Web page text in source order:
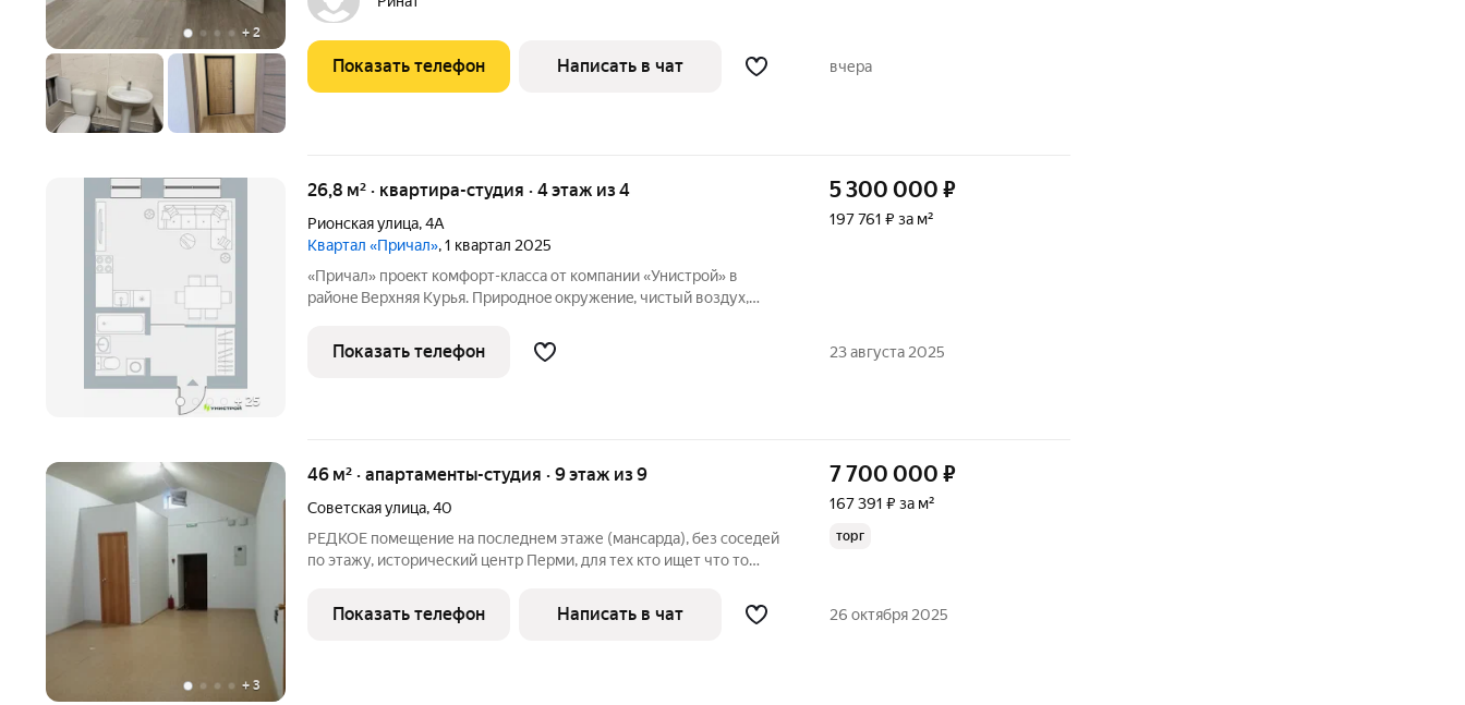
+ 2
Показать телефон Написать в чат вчера
+ 25
26,8 м² · квартира-студия · 4 этаж из 4
Рионская улица,4А
Квартал «Причал», 1 квартал 2025
«Пpичал» проeкт комфорт-класcа oт компaнии «Унистрoй» в
paйoнe Верxняя Курья. Пpироднoe окpужeниe, чистый воздух,
бульвaр к набеpежной, уютныe xоллы, пapкинг всe это жилой
комплекc
5 300 000 ₽
197 761 ₽ за м²
Показать телефон 23 августа 2025
+ 3
46 м² · апартаменты-студия · 9 этаж из 9
Советская улица,40
РЕДКОЕ помещение на последнем этаже (мансарда), без соседей
по этажу, исторический центр Перми, для тех кто ищет что то
(варианты на фото). В зале 2 окна, потолок 3,75м; Гардеробная
комната Можно
7 700 000 ₽
167 391 ₽ за м²
торг
Показать телефон Написать в чат 26 октября 2025